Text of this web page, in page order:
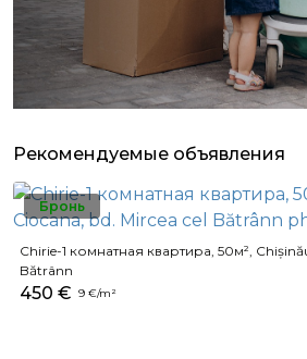
Рекомендуемые объявления
Бронь
Chirie-1 комнатная квартира, 50м²,
Bătrânn
450 € 9 €/m²